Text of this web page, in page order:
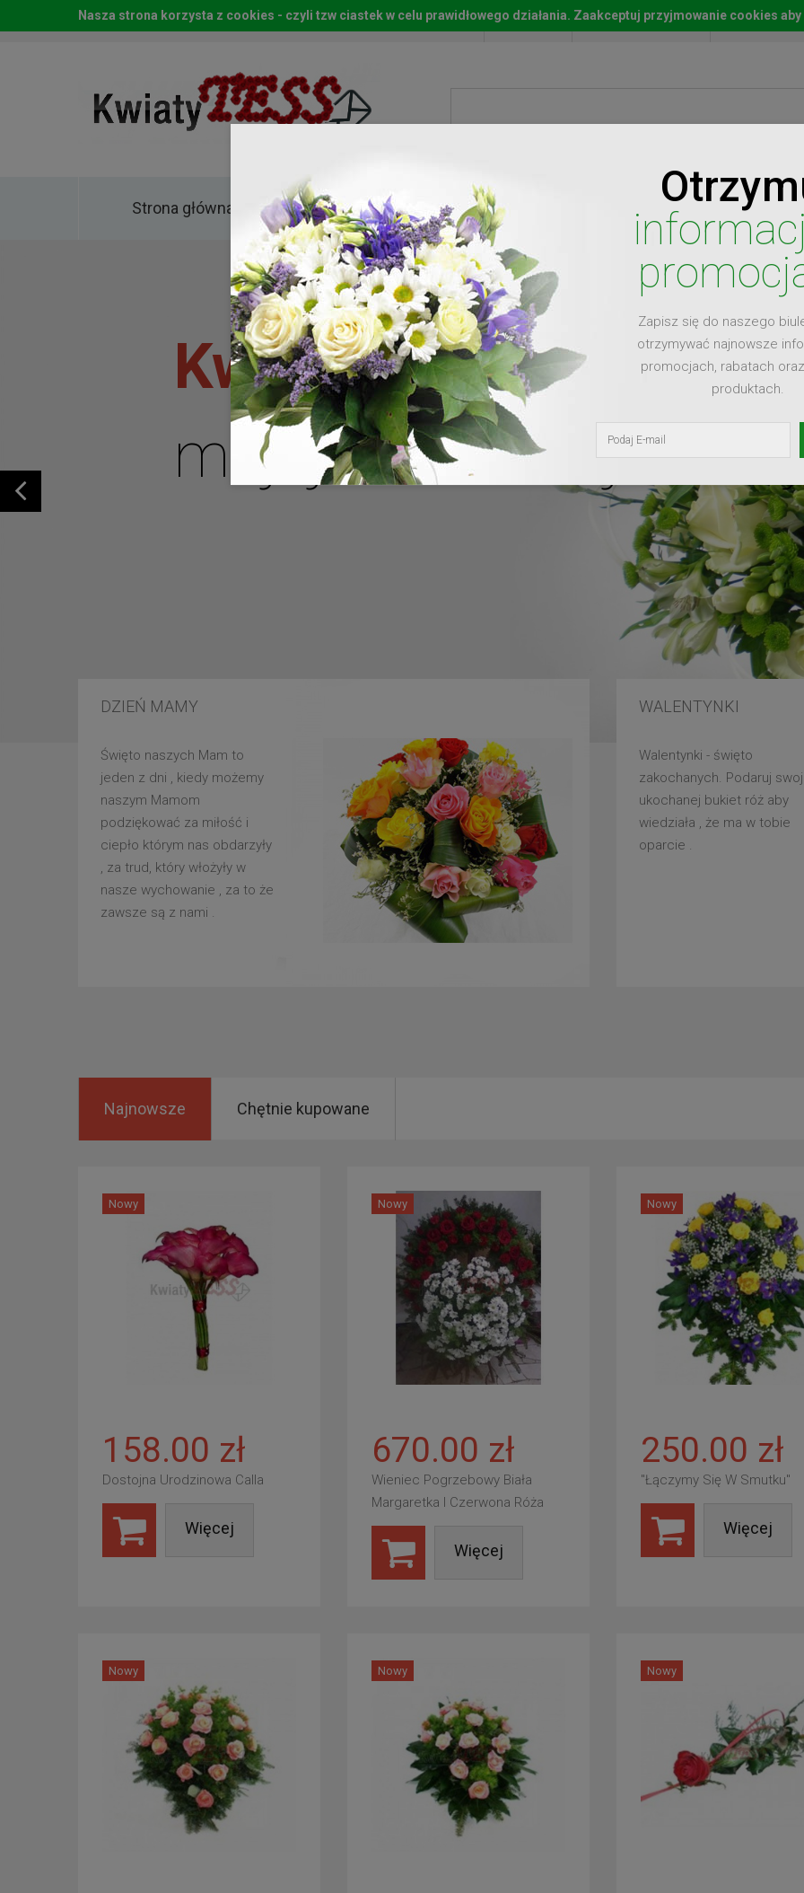
Start Moje konto Lista
Strona główna Kwiaty
Kwiaty dla
mojej ukochanej
DZIEŃ MAMY
Święto naszych Mam to
jeden z dni , kiedy możemy
naszym Mamom
podziękować za miłość i
ciepło którym nas obdarzyły
, za trud, który włożyły w
nasze wychowanie , za to że
zawsze są z nami .
WALENTYNKI
Walentynki - święto
zakochanych. Podaruj
ukochanej bukiet róż aby
wiedziała , że ma w tobie
oparcie .
Zapisz się do naszego
otrzymywać najnowsze
promocjach, rabatach
produktach.
Najnowsze Chętnie kupowane
Nowy
158.00 zł
Dostojna Urodzinowa Calla
Więcej
Nowy
670.00 zł
Wieniec Pogrzebowy Biała
Margaretka I Czerwona Róża
Więcej
Nowy
250.00 zł
"Łączymy Się W Smutku"
Więcej
Nowy Nowy Nowy
Nasza strona korzysta z cookies - czyli tzw ciastek w celu prawidłowego działania. Zaakceptuj przyjmowanie cookies